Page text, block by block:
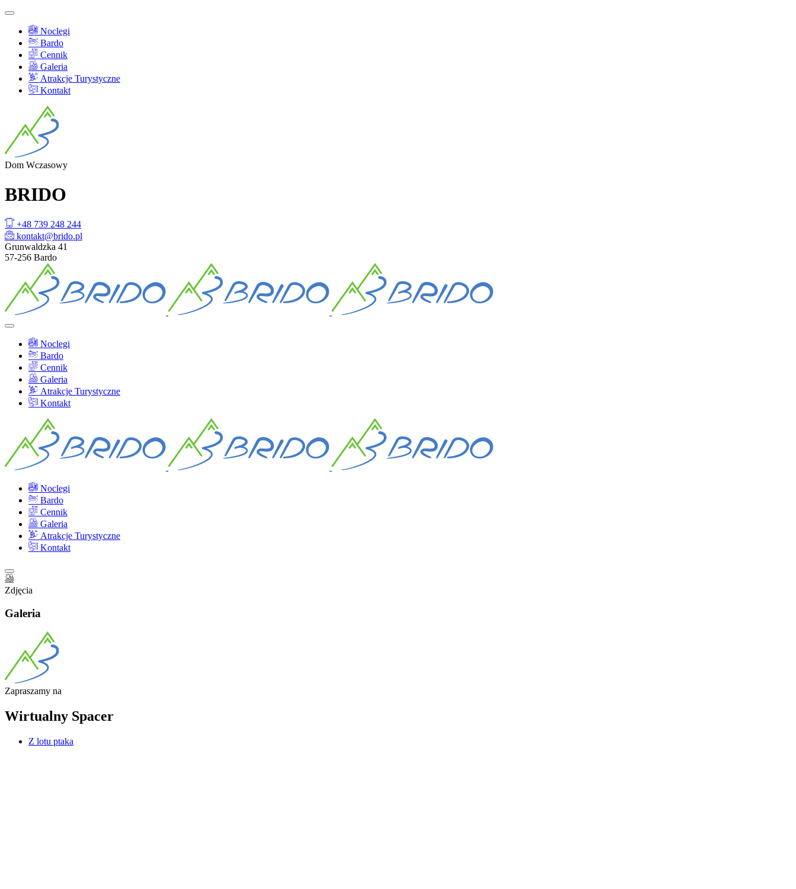
Noclegi
Bardo
Cennik
Galeria
Atrakcje Turystyczne
Kontakt
Dom Wczasowy
BRIDO
+48 739 248 244
kontakt@brido.pl
Grunwaldzka 41
57-256 Bardo
Noclegi
Bardo
Cennik
Galeria
Atrakcje Turystyczne
Kontakt
Noclegi
Bardo
Cennik
Galeria
Atrakcje Turystyczne
Kontakt
Zdjęcia
Galeria
Zapraszamy na
Wirtualny Spacer
Z lotu ptaka